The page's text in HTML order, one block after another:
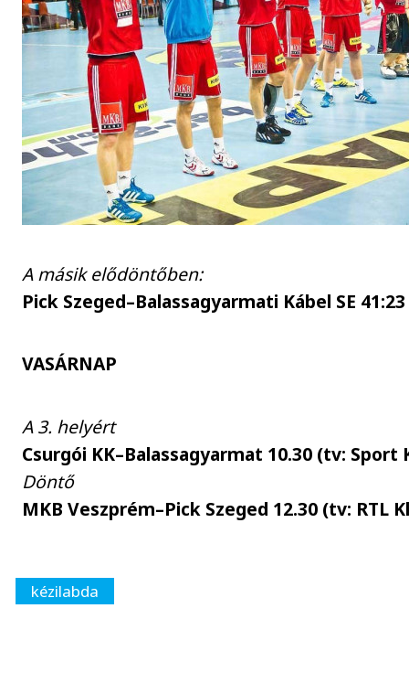
A másik elődöntőben:
Pick Szeged–Balassagyarmati Kábel SE
VASÁRNAP
A 3. helyért
Csurgói KK–Balassagyarmat 10.30 (tv: Sport
Döntő
MKB Veszprém–Pick Szeged 12.30 (tv: RTL
kézilabda